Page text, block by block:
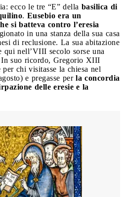
ecco le tre “E” della basilica di
. Eusebio era un
si batteva contro l’eresia
in una stanza della sua casa
di reclusione. La sua abitazione
qui nell’VIII secolo sorse una
In suo ricordo, Gregorio XIII
chi visitasse la chiesa nel
e pregasse per la concordia
delle eresie e la